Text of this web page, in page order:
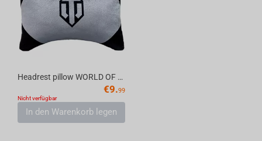
Headrest pillow WORLD OF TANKS with logo
€9.99
Nicht verfügbar
In den Warenkorb legen